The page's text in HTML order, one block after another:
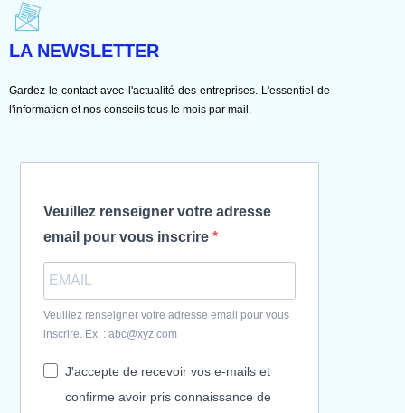
LA NEWSLETTER
Gardez le contact avec l'actualité des entreprises. L'essentiel de
l'information et nos conseils tous le mois par mail.
Veuillez renseigner votre adresse
email pour vous inscrire
Veuillez renseigner votre adresse email pour vous
inscrire. Ex. : abc@xyz.com
J'accepte de recevoir vos e-mails et
confirme avoir pris connaissance de